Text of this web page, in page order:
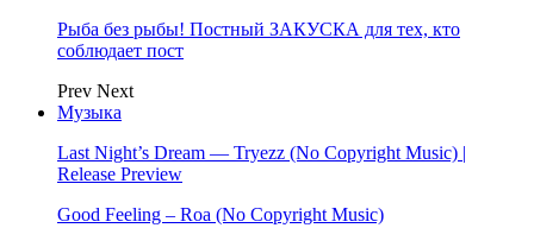
Рыба без рыбы! Постный ЗАКУСКА для тех, кто
соблюдает пост
Prev Next
Музыка
Last Night’s Dream — Tryezz (No Copyright Music) |
Release Preview
Good Feeling – Roa (No Copyright Music)